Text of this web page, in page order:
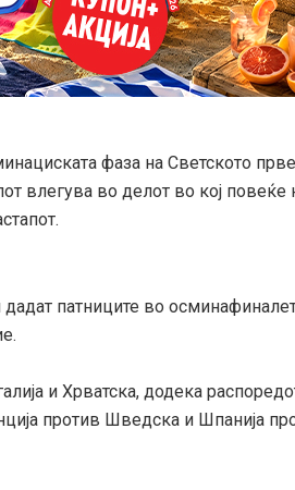
фаза на Светското
влегува во делот во кој повеќе
патниците во
и Хрватска, додека
против Шведска и Шпанија